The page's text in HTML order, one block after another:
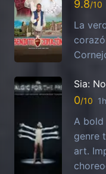
9.8
La
Sia:
0
A bold
genre
art.